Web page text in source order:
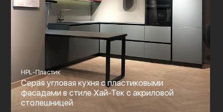
HPL-Пластик
Серая угловая кухня с пластиковыми
фасадами в стиле Хай-Тек c акриловой
столешницей